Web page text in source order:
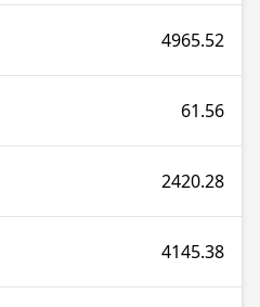
4965.52
61.56
2420.28
4145.38